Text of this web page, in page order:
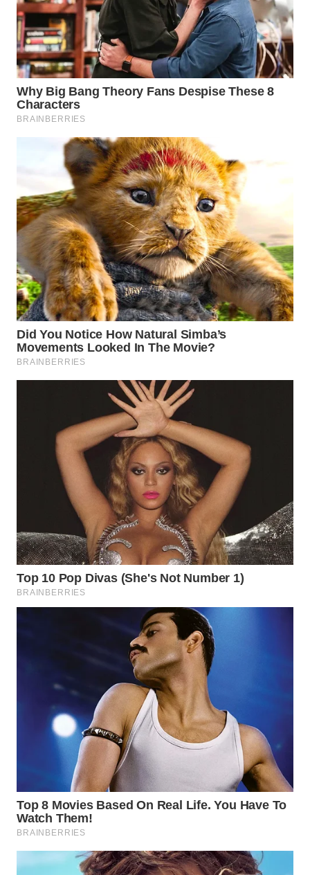
WN DELI
SERDANG
WN
TEBING
TINGGI
WN
PAKPAK
KARAWANG
WN
BEKASI
WN
BOGOR
WN
DEPOK
WN
SAMOSIR
WN
SUMEDANG
KEPULAUAN
WN
TANGERANG
BINJAI
WN
CIREBON